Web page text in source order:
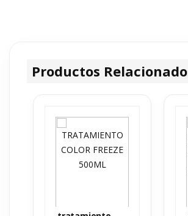
Productos